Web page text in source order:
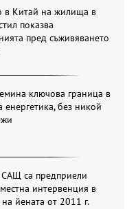
в Китай на жилища в
показва
пред съживяването
ключова граница в
енергетика, без никой
са предприели
интервенция в
йената от 2011 г.